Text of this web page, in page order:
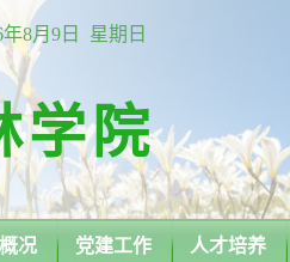
年8月9日 星期日
学院
况 党建工作 人才培养